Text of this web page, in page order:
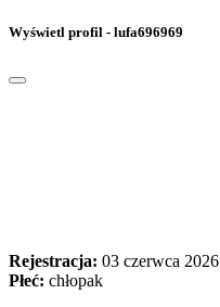
Wyświetl profil - lufa696969
Rejestracja: 03 czerwca 2026
Płeć: chłopak